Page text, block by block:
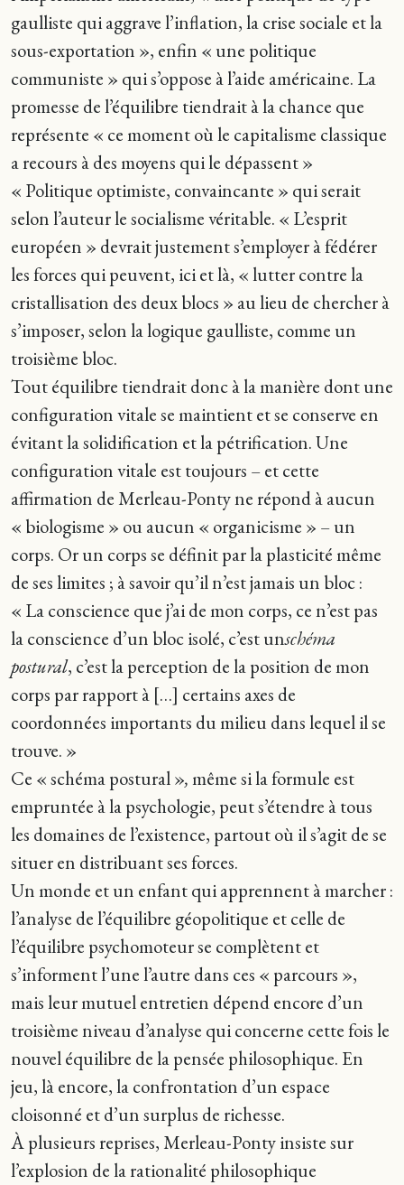
gaulliste qui aggrave l’inflation, la crise sociale et la
sous-exportation », enfin « une politique
communiste » qui s’oppose à l’aide américaine. La
promesse de l’équilibre tiendrait à la chance que
représente « ce moment où le capitalisme classique
a recours à des moyens qui le dépassent »
« Politique optimiste, convaincante » qui serait
selon l’auteur le socialisme véritable. « L’esprit
européen » devrait justement s’employer à fédérer
les forces qui peuvent, ici et là, « lutter contre la
cristallisation des deux blocs » au lieu de chercher à
s’imposer, selon la logique gaulliste, comme un
troisième bloc.
Tout équilibre tiendrait donc à la manière dont une
configuration vitale se maintient et se conserve en
évitant la solidification et la pétrification. Une
configuration vitale est toujours – et cette
affirmation de Merleau-Ponty ne répond à aucun
« biologisme » ou aucun « organicisme » – un
corps. Or un corps se définit par la plasticité même
de ses limites ; à savoir qu’il n’est jamais un bloc :
« La conscience que j’ai de mon corps, ce n’est pas
la conscience d’un bloc isolé, c’est unschéma
postural, c’est la perception de la position de mon
corps par rapport à […] certains axes de
coordonnées importants du milieu dans lequel il se
trouve. »
Ce « schéma postural »,même si la formule est
empruntée à la psychologie, peut s’étendre à tous
les domaines de l’existence, partout où il s’agit de se
situer en distribuant ses forces.
Un monde et un enfant qui apprennent à marcher :
l’analyse de l’équilibre géopolitique et celle de
l’équilibre psychomoteur se complètent et
s’informent l’une l’autre dans ces « parcours »,
mais leur mutuel entretien dépend encore d’un
troisième niveau d’analyse qui concerne cette fois le
nouvel équilibre de la pensée philosophique. En
jeu, là encore, la confrontation d’un espace
cloisonné et d’un surplus de richesse.
À plusieurs reprises, Merleau-Ponty insiste sur
l’explosion de la rationalité philosophique